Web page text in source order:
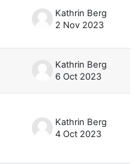
Kathrin Berg
2 Nov 2023
Kathrin Berg
6 Oct 2023
Kathrin Berg
4 Oct 2023